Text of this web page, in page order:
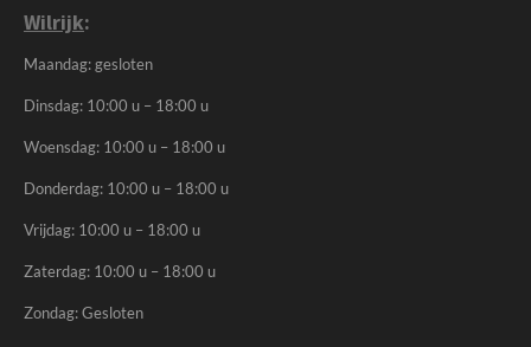
Wilrijk:
Maandag: gesloten
Dinsdag: 10:00 u – 18:00 u
Woensdag: 10:00 u – 18:00 u
Donderdag: 10:00 u – 18:00 u
Vrijdag: 10:00 u – 18:00 u
Zaterdag: 10:00 u – 18:00 u
Zondag: Gesloten